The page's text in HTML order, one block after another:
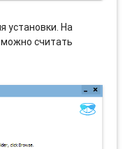
установки. На
считать